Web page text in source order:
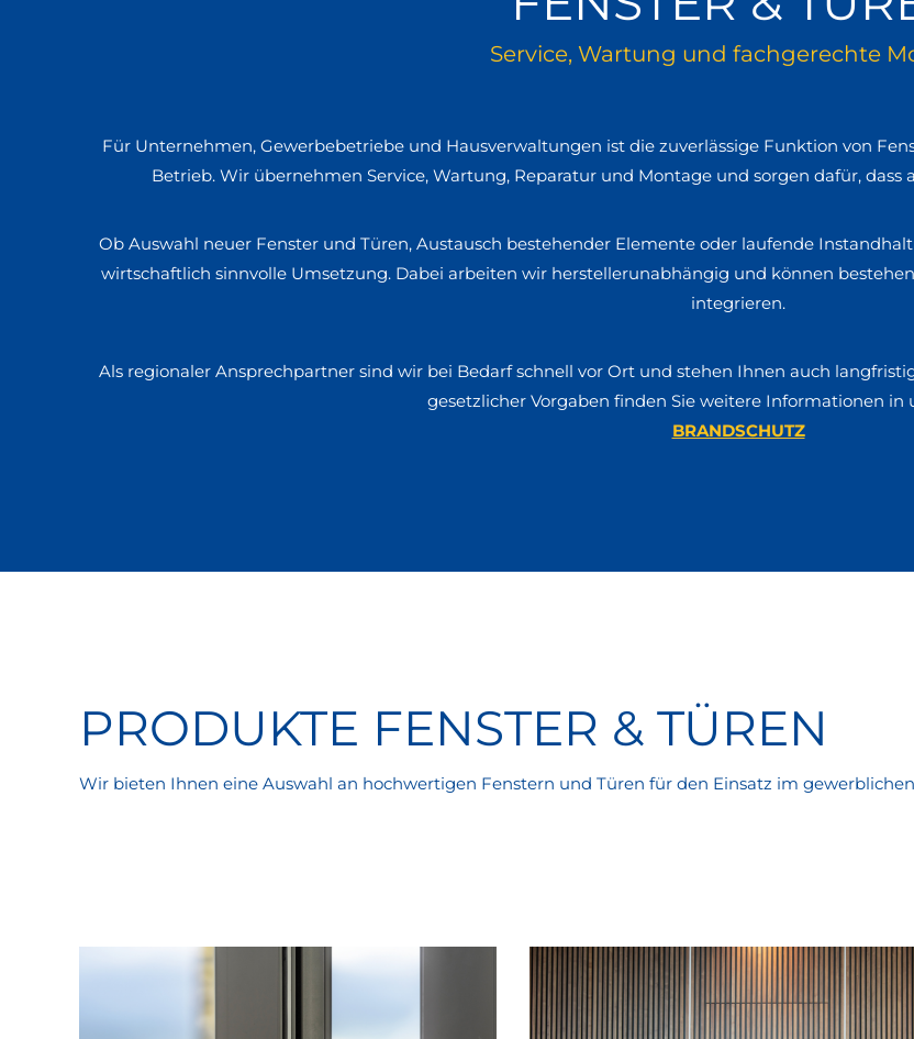
Service, Wartung und fachgerechte
Für Unternehmen, Gewerbebetriebe und Hausverwaltungen ist die zuverlässige Funktion von
Betrieb. Wir übernehmen Service, Wartung, Reparatur und Montage und sorgen dafür,
Ob Auswahl neuer Fenster und Türen, Austausch bestehender Elemente oder laufende
wirtschaftlich sinnvolle Umsetzung. Dabei arbeiten wir herstellerunabhängig und können
integrieren.
Als regionaler Ansprechpartner sind wir bei Bedarf schnell vor Ort und stehen Ihnen auch
gesetzlicher Vorgaben finden Sie weitere Informationen in
BRANDSCHUTZ
PRODUKTE FENSTER & TÜREN
Wir bieten Ihnen eine Auswahl an hochwertigen Fenstern und Türen für den Einsatz im